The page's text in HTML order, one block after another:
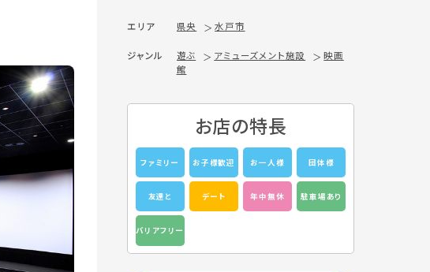
エリア 県央 水戸市
ジャンル 遊ぶ アミューズメント施設
映画
館
お店の特長
ファミリー お子様歓迎 お一人様 団体様
友達と デート 年中無休 駐車場あり
バリアフリー